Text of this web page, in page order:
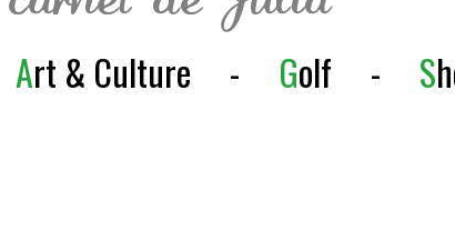
Art & Culture - Golf - Sh